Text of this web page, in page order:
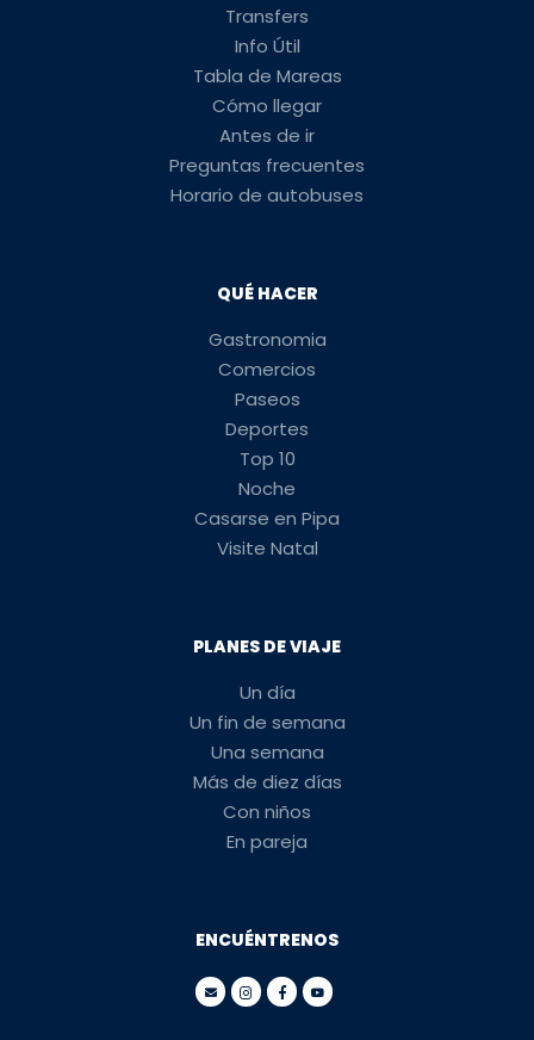
Transfers
Info Útil
Tabla de Mareas
Cómo llegar
Antes de ir
Preguntas frecuentes
Horario de autobuses
QUÉ HACER
Gastronomia
Comercios
Paseos
Deportes
Top 10
Noche
Casarse en Pipa
Visite Natal
PLANES DE VIAJE
Un día
Un fin de semana
Una semana
Más de diez días
Con niños
En pareja
ENCUÉNTRENOS